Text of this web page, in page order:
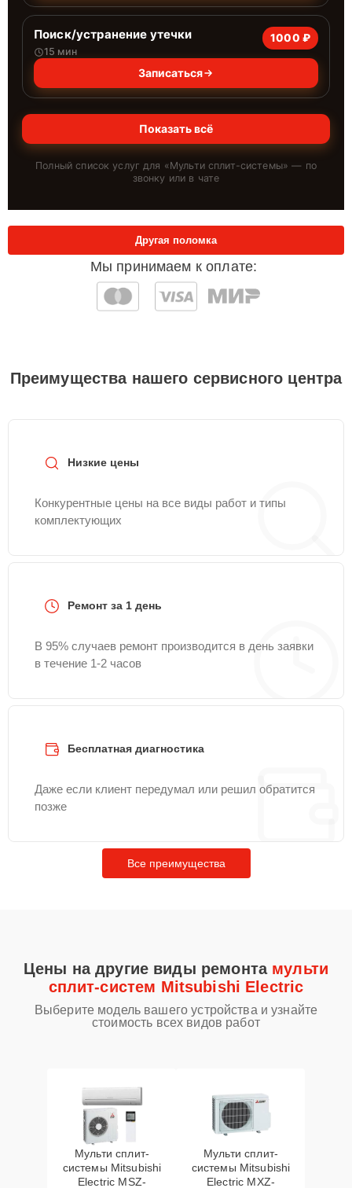
Поиск/устранение утечки
15 мин
1000 ₽
Записаться
Показать всё
Полный список услуг для «Мульти сплит-системы» — по
звонку или в чате
Мы принимаем к оплате:
Другая поломка
Преимущества нашего сервисного центра
Низкие цены
Конкурентные цены на все виды работ и типы
комплектующих
Ремонт за 1 день
В 95% случаев ремонт производится в день заявки
в течение 1-2 часов
Бесплатная диагностика
Даже если клиент передумал или решил обратится
позже
Все преимущества
Цены на другие виды ремонта мульти
сплит-систем Mitsubishi Electric
Выберите модель вашего устройства и узнайте
стоимость всех видов работ
Мульти сплит-
системы Mitsubishi
Electric MSZ-
Мульти сплит-
системы Mitsubishi
Electric MXZ-